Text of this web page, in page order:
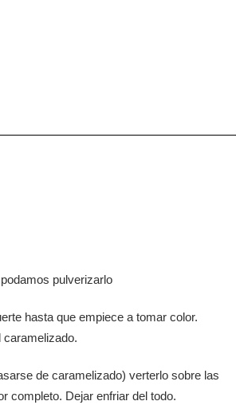
pulverizarlo
hasta que empiece a tomar color.
caramelizado.
de caramelizado) verterlo sobre las
completo. Dejar enfriar del todo.